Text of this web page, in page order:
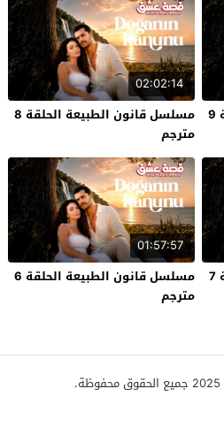
مسلسل قانون الطبيعة الحلقة 9
02:02:14
مسلسل قانون الطبيعة الحلقة 8
مترجم
مسلسل قانون الطبيعة الحلقة 7
01:57:57
مسلسل قانون الطبيعة الحلقة 6
مترجم